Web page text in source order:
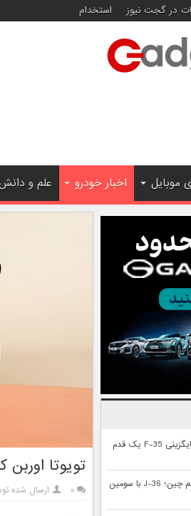
در گجت نیوز استخدام
موبایل اخبار خودرو علم و
تویوتا
۰ ارسال شده
جنگنده بومی KAAN ترکیه برای جایگزینی F-35 یک قدم
پیشرفت سریع جنگنده نسل ششم چین؛ J-36 با سومین